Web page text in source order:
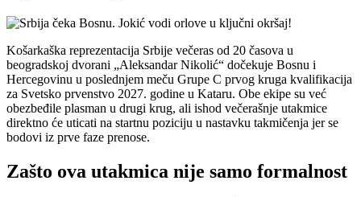
Košarkaška reprezentacija Srbije večeras od 20 časova u
beogradskoj dvorani „Aleksandar Nikolić“ dočekuje Bosnu i
Hercegovinu u poslednjem meču Grupe C prvog kruga kvalifikacija
za Svetsko prvenstvo 2027. godine u Kataru. Obe ekipe su već
obezbeđile plasman u drugi krug, ali ishod večerašnje utakmice
direktno će uticati na startnu poziciju u nastavku takmičenja jer se
bodovi iz prve faze prenose.
Zašto ova utakmica nije samo formalnost